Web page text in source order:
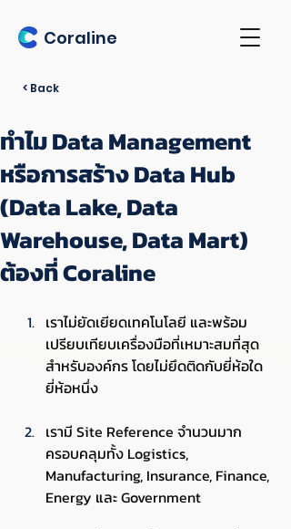
Coraline
< Back
ทำไม Data Management
หรือการสร้าง Data Hub
(Data Lake, Data
Warehouse, Data Mart)
ต้องที่ Coraline
เราไม่ยัดเยียดเทคโนโลยี และพร้อม
เปรียบเทียบเครื่องมือที่เหมาะสมที่สุด
สำหรับองค์กร โดยไม่ยึดติดกับยี่ห้อใด
ยี่ห้อหนึ่ง
เรามี Site Reference จำนวนมาก
ครอบคลุมทั้ง Logistics,
Manufacturing, Insurance, Finance,
Energy และ Government